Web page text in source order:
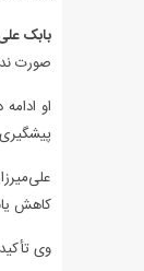
بابک
صورت
او
کاهش
وی